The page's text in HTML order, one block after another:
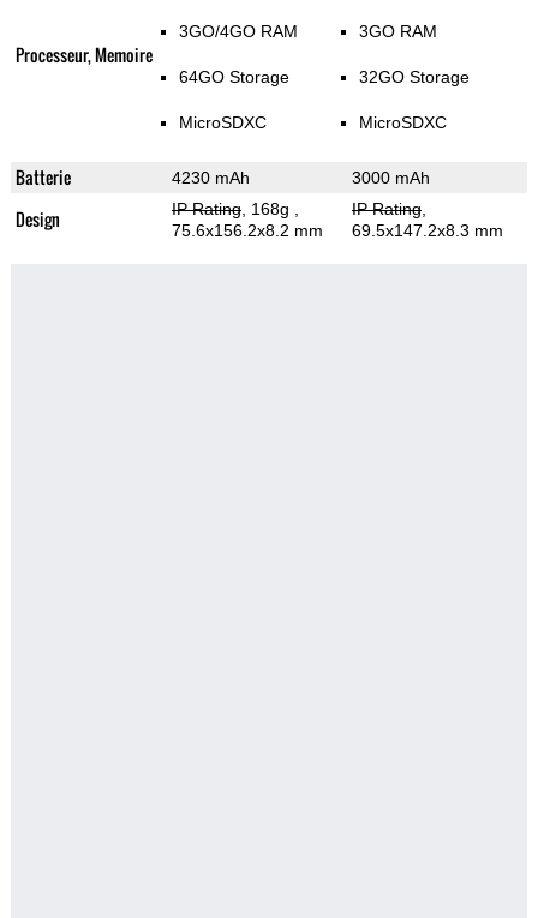
Processeur, Memoire
3GO/4GO RAM
64GO Storage
MicroSDXC
3GO RAM
32GO Storage
MicroSDXC
Batterie 4230 mAh 3000 mAh
Design IP Rating, 168g
75.6x156.2x8.2 mm
IP Rating,
69.5x147.2x8.3 mm